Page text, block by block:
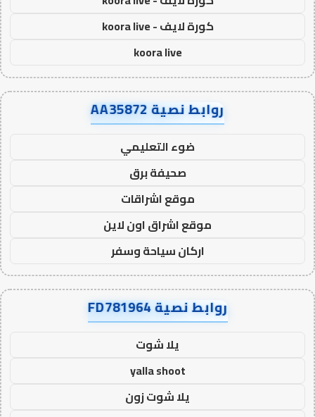
كورة لايف - koora live
koora live
روابط نصية AA35872
ضوء التعليمي
صحيفة برق
موقع اشراقات
موقع اشراق اون لاين
اركان سياحة وسفر
روابط نصية FD781964
يلا شوت
yalla shoot
يلا شوت زون